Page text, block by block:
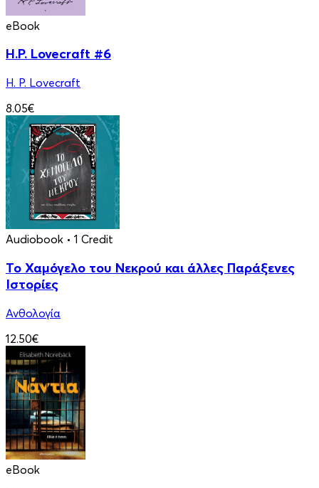
eBook
H.P. Lovecraft #6
H. P. Lovecraft
8.05€
Audiobook • 1 Credit
Το Χαμόγελο του Νεκρού και άλλες Παράξενες
Ιστορίες
Ανθολογία
12.50€
eBook